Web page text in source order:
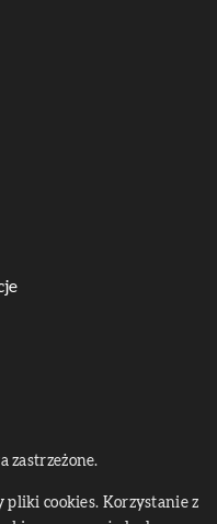
zastrzeżone.
cookies. Korzystanie z